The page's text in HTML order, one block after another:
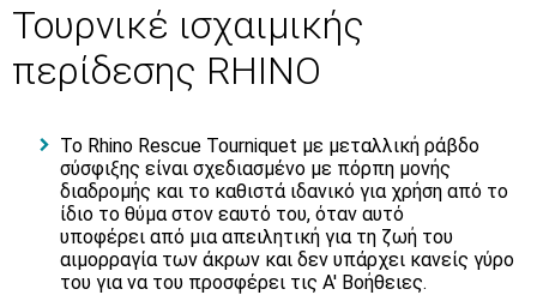
Τουρνικέ ισχαιμικής
περίδεσης RHINO
To Rhino Rescue Tourniquet με μεταλλική ράβδο
σύσφιξης είναι σχεδιασμένο με πόρπη μονής
διαδρομής και το καθιστά ιδανικό για χρήση από το
ίδιο το θύμα στον εαυτό του, όταν αυτό
υποφέρει από μια απειλητική για τη ζωή του
αιμορραγία των άκρων και δεν υπάρχει κανείς γύρο
του για να του προσφέρει τις Α' Βοήθειες.